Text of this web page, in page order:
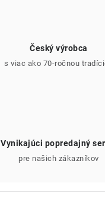
Český výrobca
s viac ako 70-ročnou
Vynikajúci popredajný
pre našich zákazníkov